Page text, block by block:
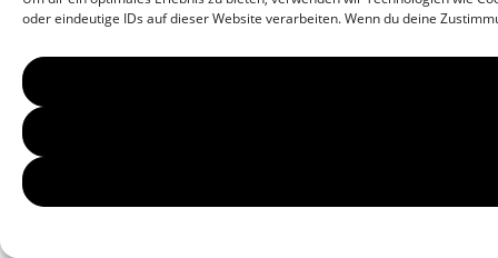
oder eindeutige IDs auf dieser Website verarbeiten. Wenn du deine